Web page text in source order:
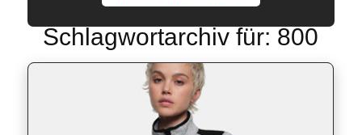
Schlagwortarchiv für: 800